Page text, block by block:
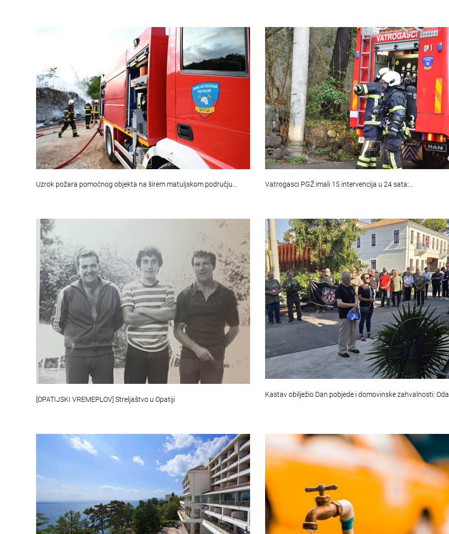
Uzrok požara pomoćnog objekta na širem matuljskom području… Vatrogasci PGŽ imali 15 intervencija u 24 sata:…
[OPATIJSKI VREMEPLOV] Streljaštvo u Opatiji
Kastav obilježio Dan pobjede i domovinske zahvalnosti: